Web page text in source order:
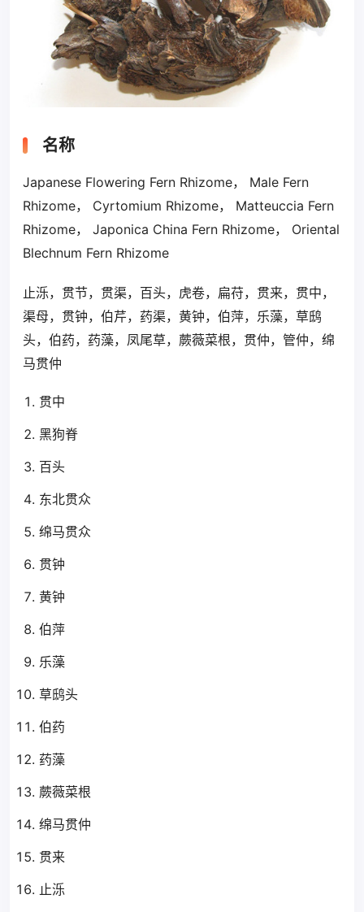
名称
Japanese Flowering Fern Rhizome， Male Fern
Rhizome， Cyrtomium Rhizome， Matteuccia Fern
Rhizome， Japonica China Fern Rhizome， Oriental
Blechnum Fern Rhizome
止泺，贯节，贯渠，百头，虎卷，扁苻，贯来，贯中，
渠母，贯钟，伯芹，药渠，黄钟，伯萍，乐藻，草鸱
头，伯药，药藻，凤尾草，蕨薇菜根，贯仲，管仲，绵
马贯仲
贯中
黑狗脊
百头
东北贯众
绵马贯众
贯钟
黄钟
伯萍
乐藻
草鸱头
伯药
药藻
蕨薇菜根
绵马贯仲
贯来
止泺